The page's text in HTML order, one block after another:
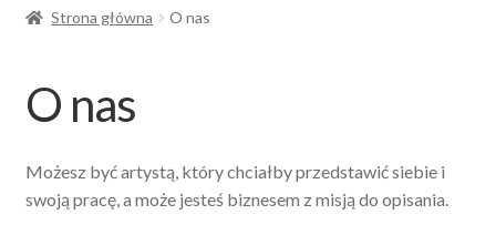
Zamówienie
Strona główna O nas
O nas
Możesz być artystą, który chciałby przedstawić siebie i
swoją pracę, a może jesteś biznesem z misją do opisania.